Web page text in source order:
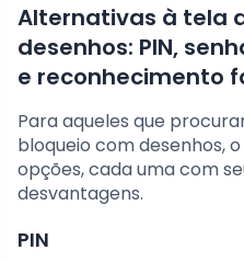
Alternativas à tela
desenhos: PIN,
e reconhecimento
Para aqueles que
bloqueio com desenhos,
opções, cada uma com
desvantagens.
PIN